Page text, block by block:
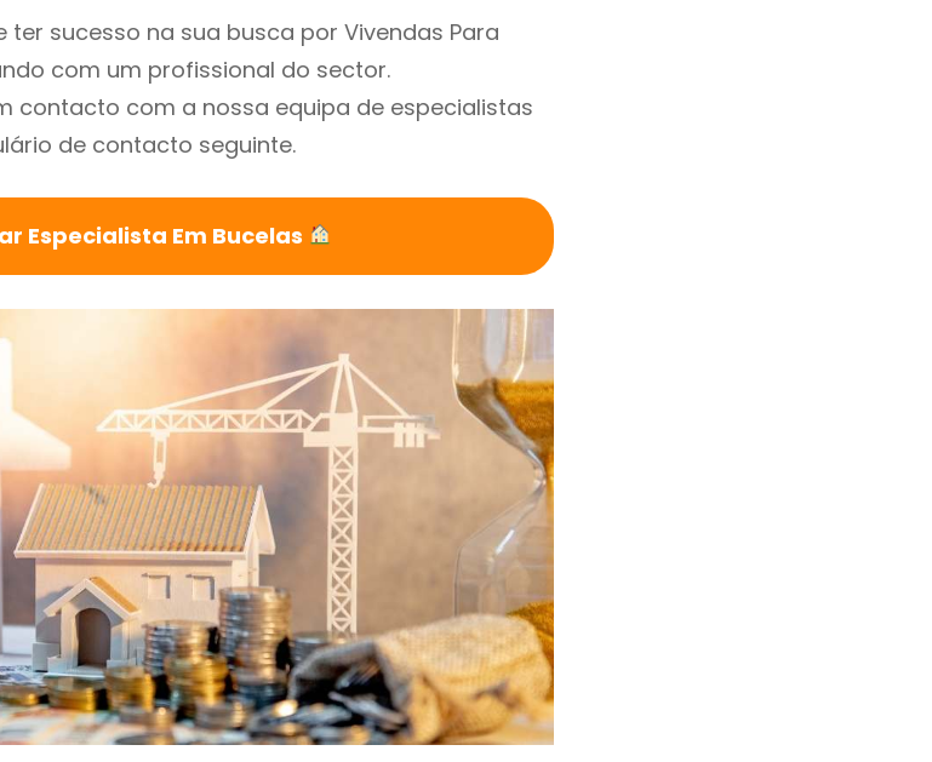
sucesso na sua busca por Vivendas Para
com um profissional do sector.
contacto com a nossa equipa de especialistas
de contacto seguinte.
Especialista Em Bucelas